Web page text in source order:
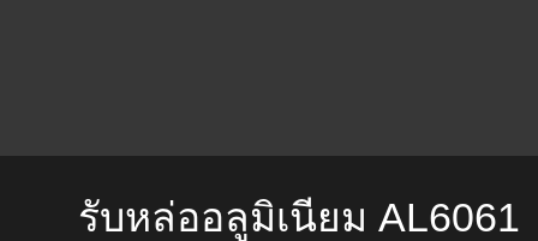
รับหล่ออลูมิเนียม AL6061